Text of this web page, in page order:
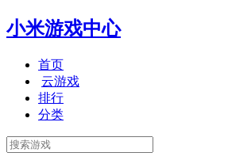
小米游戏中心
首页
云游戏
排行
分类